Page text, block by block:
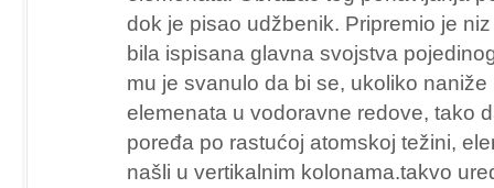
dok je pisao udžbenik. Pripremio je
bila ispisana glavna svojstva
mu je svanulo da bi se, ukoliko
elemenata u vodoravne redove, tako
poređa po rastućoj atomskoj težini,
našli u vertikalnim kolonama.takvo